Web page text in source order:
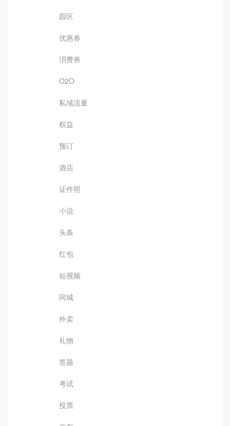
园区
优惠券
消费券
O2O
私域流量
权益
预订
酒店
证件照
小说
头条
红包
短视频
同城
外卖
礼物
答题
考试
投票